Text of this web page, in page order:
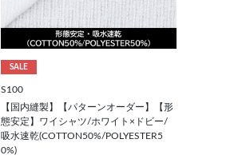
SALE
S100
【国内縫製】【パターンオーダー】【形
態安定】ワイシャツ/ホワイト×ドビー/
吸水速乾(COTTON50%/POLYESTER5
0%)